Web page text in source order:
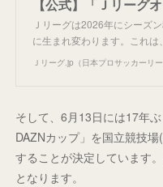
Ｊリーグは2026年にシーズ
に生まれ変わります。これは
Ｊリーグ.jp（日本プロサッカーリー
そして、6月13日には17年
DAZNカップ」を国立競技
することが決定しています
となります。